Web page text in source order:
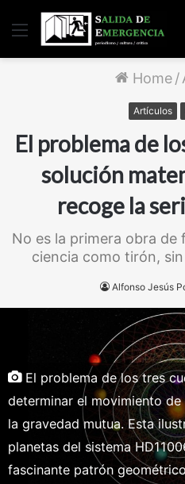
Menu
Home /
Artículos
El problema de
solución
recoge la
No es la primera obra de
ciencia como tirón,
Alfonso Jesús
El problema de los tres
determinar el movimiento
la gravedad mutua. Esta
planetas del sistema
fascinante patrón